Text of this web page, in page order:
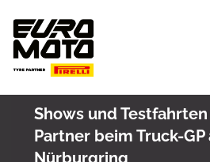
content
Shows und
Partner beim Truck-
Nürburgring